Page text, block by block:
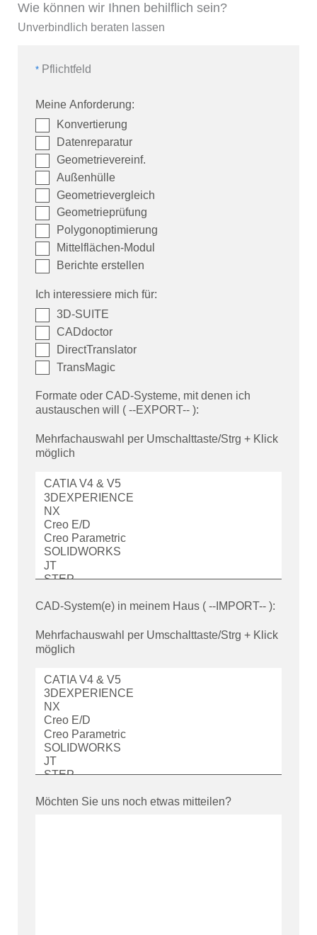
Wie können wir Ihnen behilflich sein?
Unverbindlich beraten lassen
* Pflichtfeld
Meine Anforderung:
Konvertierung
Datenreparatur
Geometrie­verein­f.
Außenhülle
Geometrie­ver­gleich
Geometrie­prüf­ung
Polygon­opti­mier­ung
Mittelflächen-Modul
Berichte erstellen
Ich interessiere mich für:
3D-SUITE
CADdoctor
DirectTranslator
TransMagic
Formate oder CAD-Systeme, mit denen ich
austauschen will ( --EXPORT-- ):
Mehrfachauswahl per Umschalttaste/Strg + Klick
möglich
CAD-System(e) in meinem Haus ( --IMPORT-- ):
Mehrfachauswahl per Umschalttaste/Strg + Klick
möglich
Möchten Sie uns noch etwas mitteilen?